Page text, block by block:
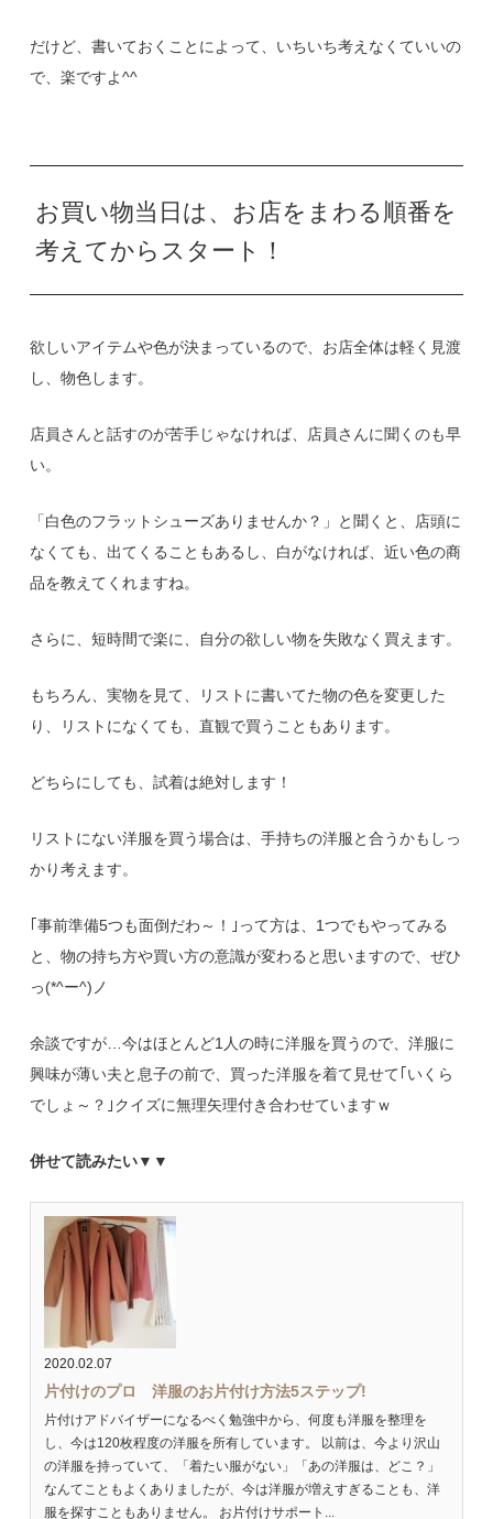
だけど、書いておくことによって、いちいち考えなくていいの
で、楽ですよ^^
お買い物当日は、お店をまわる順番を
考えてからスタート！
欲しいアイテムや色が決まっているので、お店全体は軽く見渡
し、物色します。
店員さんと話すのが苦手じゃなければ、店員さんに聞くのも早
い。
「白色のフラットシューズありませんか？」と聞くと、店頭に
なくても、出てくることもあるし、白がなければ、近い色の商
品を教えてくれますね。
さらに、短時間で楽に、自分の欲しい物を失敗なく買えます。
もちろん、実物を見て、リストに書いてた物の色を変更した
り、リストになくても、直観で買うこともあります。
どちらにしても、試着は絶対します！
リストにない洋服を買う場合は、手持ちの洋服と合うかもしっ
かり考えます。
｢事前準備5つも面倒だわ～！｣って方は、1つでもやってみる
と、物の持ち方や買い方の意識が変わると思いますので、ぜひ
っ(*^ー^)ノ
余談ですが…今はほとんど1人の時に洋服を買うので、洋服に
興味が薄い夫と息子の前で、買った洋服を着て見せて｢いくら
でしょ～？｣クイズに無理矢理付き合わせていますｗ
併せて読みたい▼▼
2020.02.07
片付けのプロ 洋服のお片付け方法5ステップ!
片付けアドバイザーになるべく勉強中から、何度も洋服を整理を
し、今は120枚程度の洋服を所有しています。 以前は、今より沢山
の洋服を持っていて、「着たい服がない」「あの洋服は、どこ？」
なんてこともよくありましたが、今は洋服が増えすぎることも、洋
服を探すこともありません。 お片付けサポート...